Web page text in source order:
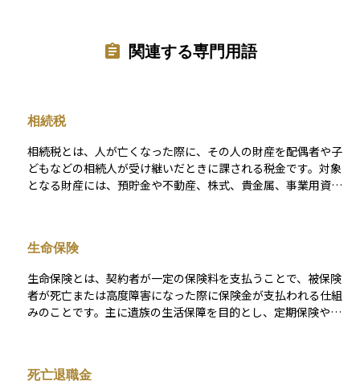
関連する専門用語
相続税
相続税とは、人が亡くなった際に、その人の財産を配偶者や子
どもなどの相続人が受け継いだときに課される税金です。対象
となる財産には、預貯金や不動産、株式、貴金属、事業用資産
ば原則として税金はかかりません。しかし、資産規模が大きい
場合や相続人の数が少ない場合には、課税対象となり、10％〜
55％の累進税率が適用されます。 さらに、相続税にはさまざま
な非課税枠や控除制度が設けられており、これらを適切に活用
することで税負担を抑えることが可能です。代表的な制度には
生命保険と同様に1人あたり500万円まで非課税 - 債務控除：被
生命保険
生命保険とは、契約者が一定の保険料を支払うことで、被保険
者が死亡または高度障害になった際に保険金が支払われる仕組
みのことです。主に遺族の生活保障を目的とし、定期保険や終
スク管理の一環として活用されます。
死亡退職金